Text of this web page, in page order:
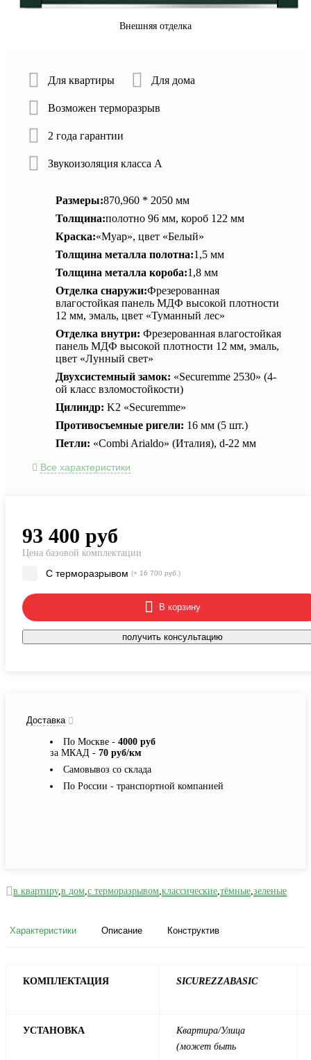
Внешняя отделка
Для квартиры Для дома
Возможен терморазрыв
2 года гарантии
Звукоизоляция класса А
Размеры:870,960 * 2050 мм
Толщина:полотно 96 мм, короб 122 мм
Краска:«Муар», цвет «Белый»
Толщина металла полотна:1,5 мм
Толщина металла короба:1,8 мм
Отделка снаружи:Фрезерованная
влагостойкая панель МДФ высокой плотности
12 мм, эмаль, цвет «Туманный лес»
Отделка внутри: Фрезерованная влагостойкая
панель МДФ высокой плотности 12 мм, эмаль,
цвет «Лунный свет»
Двухсистемный замок: «Securemme 2530» (4-
ой класс взломостойкости)
Цилиндр: K2 «Securemme»
Противосъемные ригели: 16 мм (5 шт.)
Петли: «Combi Arialdo» (Италия), d-22 мм
Все характеристики
93 400 руб
Цена базовой комплектации
С терморазрывом (+ 16 700 руб.)
В корзину
получить консультацию
Доставка
По Москве - 4000 руб
за МКАД - 70 руб/км
Самовывоз со склада
По России - транспортной компанией
в квартиру,в дом,с терморазрывом,классические,тёмные,зеленые
Характеристики Описание Конструктив
КОМПЛЕКТАЦИЯ SICUREZZABASIC
УСТАНОВКА
Квартира/Улица
(может быть